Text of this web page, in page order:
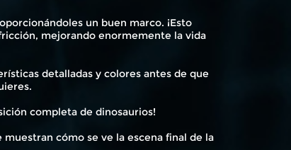
un buen marco. ¡Esto
mejorando enormemente la vida
detalladas y colores antes de que
completa de dinosaurios!
cómo se ve la escena final de la